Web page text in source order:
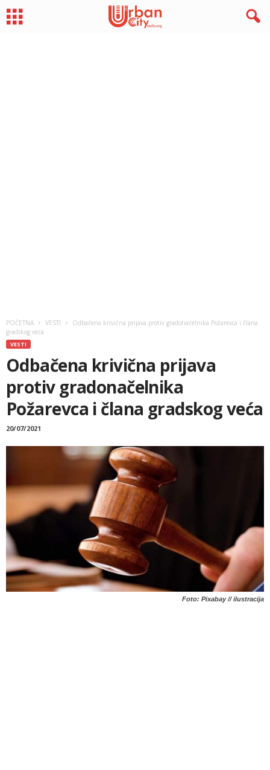
POČETNA VESTI
Odbačena krivična prijava protiv gradonačelnika Požarevca i člana
gradskog veća
VESTI
Odbačena krivična prijava
protiv gradonačelnika
Požarevca i člana gradskog veća
20/07/2021
Foto: Pixabay // ilustracija